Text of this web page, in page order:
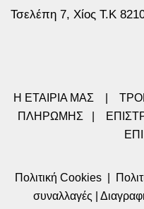
Τσελέπη 7, Χίος Τ.Κ
Η ΕΤΑΙΡΙΑ ΜΑΣ
ΠΛΗΡΩΜΗΣ
Πολιτική Cookies|
συναλλαγές